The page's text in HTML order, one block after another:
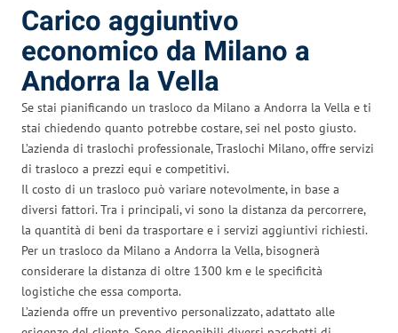
Carico aggiuntivo
economico da Milano a
Andorra la Vella
Se stai pianificando un trasloco da Milano a Andorra la Vella e ti
stai chiedendo quanto potrebbe costare, sei nel posto giusto.
L’azienda di traslochi professionale, Traslochi Milano, offre servizi
di trasloco a prezzi equi e competitivi.
Il costo di un trasloco può variare notevolmente, in base a
diversi fattori. Tra i principali, vi sono la distanza da percorrere,
la quantità di beni da trasportare e i servizi aggiuntivi richiesti.
Per un trasloco da Milano a Andorra la Vella, bisognerà
considerare la distanza di oltre 1300 km e le specificità
logistiche che essa comporta.
L’azienda offre un preventivo personalizzato, adattato alle